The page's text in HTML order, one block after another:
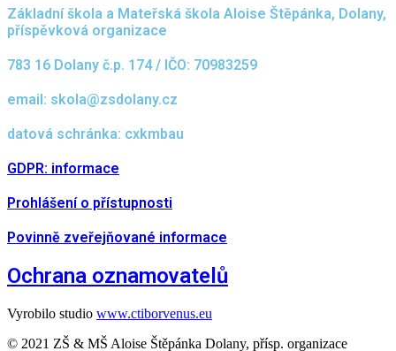
Základní škola a Mateřská škola Aloise Štěpánka, Dolany,
příspěvková organizace
783 16 Dolany č.p. 174 / IČO: 70983259
email: skola@zsdolany.cz
datová schránka: cxkmbau
GDPR: informace
Prohlášení o přístupnosti
Povinně zveřejňované informace
Ochrana oznamovatelů
Vyrobilo studio www.ctiborvenus.eu
© 2021 ZŠ & MŠ Aloise Štěpánka Dolany, přísp. organizace